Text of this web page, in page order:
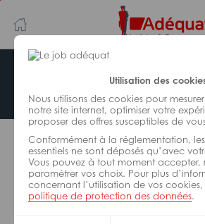
Utilisation des
Nous utilisons des cookies pour
notre site internet, optimiser votre
proposer des offres susceptibles de
Conformément à la réglementation,
essentiels ne sont déposés qu’avec
Vous pouvez à tout moment accepter,
paramétrer vos choix. Pour plus
concernant l’utilisation de vos
politique de protection des données.
au
contenu
principal
navigation
Offre indisponible
L’offre d’emploi que vous tentez
plus disponible.
De nombreuses autres missions
correspondre, consultez